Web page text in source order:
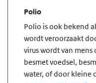
Polio
Polio is ook bekend
wordt veroorzaakt
virus wordt van
besmet voedsel,
water, of door kleine